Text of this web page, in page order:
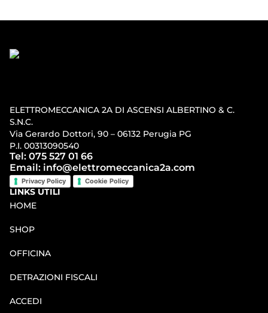
ELETTROMECCANICA 2A DI ASCENSI ALBERTINO & C.
S.N.C.
Via Gerardo Dottori, 90 – 06132 Perugia PG
P.I. 00313090540
Tel: 075 527 01 66
Email: info@elettromeccanica2a.com
Privacy Policy Cookie Policy
LINKS UTILI
HOME
SHOP
OFFICINA
DETRAZIONI FISCALI
ACCEDI